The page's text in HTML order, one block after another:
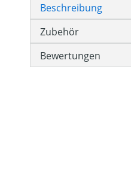
Beschreibung
Zubehör
Bewertungen